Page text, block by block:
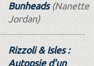
Bunheads(Nanette
Jordan)
Rizzoli & Isles :
Autopsie d'un